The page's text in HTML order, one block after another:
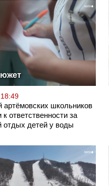
артёмовских школьников
к ответственности за
отдых детей у воды